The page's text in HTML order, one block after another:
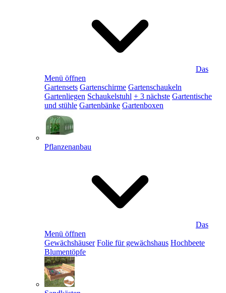
Das
Menü öffnen
Gartensets Gartenschirme Gartenschaukeln
Gartenliegen Schaukelstuhl + 3 nächste Gartentische
und stühle Gartenbänke Gartenboxen
Pflanzenanbau
Das
Menü öffnen
Gewächshäuser Folie für gewächshaus Hochbeete
Blumentöpfe